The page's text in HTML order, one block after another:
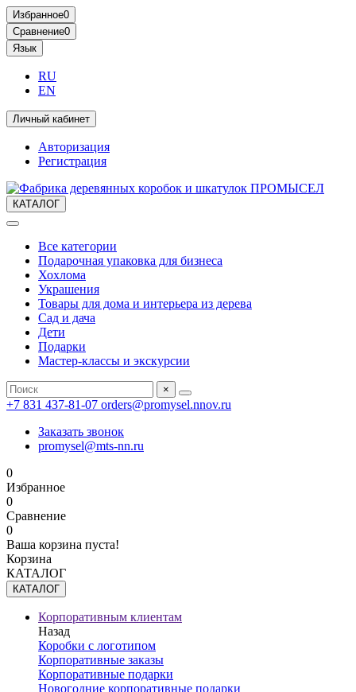
Избранное0
Сравнение0
Язык
RU
EN
Личный кабинет
Авторизация
Регистрация
КАТАЛОГ
Все категории
Подарочная упаковка для бизнеса
Хохлома
Украшения
Товары для дома и интерьера из дерева
Сад и дача
Дети
Подарки
Мастер-классы и экскурсии
×
+7 831 437-81-07 orders@promysel.nnov.ru
Заказать звонок
promysel@mts-nn.ru
0
Избранное
0
Сравнение
0
Ваша корзина пуста!
Корзина
КАТАЛОГ
КАТАЛОГ
Корпоративным клиентам
Назад
Коробки с логотипом
Корпоративные заказы
Корпоративные подарки
Новогодние корпоративные подарки